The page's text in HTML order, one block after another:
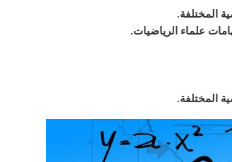
المختلفة.
علماء الرياضيات.
المختلفة.